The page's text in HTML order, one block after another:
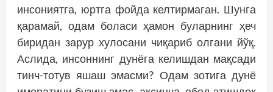
инсониятга, юртга фойда келтирмаган. Шунга
қарамай, одам боласи ҳамон буларнинг ҳеч
биридан зарур хулосани чиқариб олгани йўқ.
Аслида, инсоннинг дунёга келишдан мақсади
тинч-тотув яшаш эмасми? Одам зотига дунё